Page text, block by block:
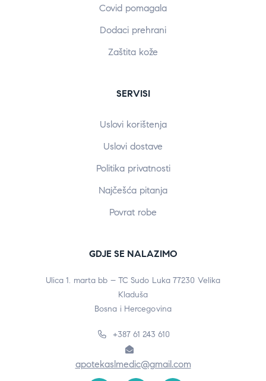
Covid pomagala
Dodaci prehrani
Zaštita kože
SERVISI
Uslovi korištenja
Uslovi dostave
Politika privatnosti
Najčešća pitanja
Povrat robe
GDJE SE NALAZIMO
Ulica 1. marta bb – TC Sudo Luka 77230 Velika
Kladuša
Bosna i Hercegovina
+387 61 243 610
apotekaslmedic@gmail.com